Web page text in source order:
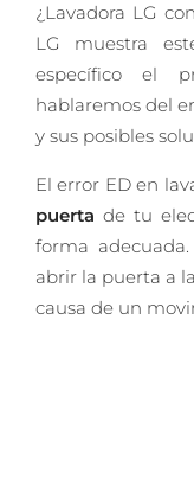
¿Lavadora LG
LG muestra
específico el
hablaremos del
y sus posibles
El error ED en
puerta de tu
forma
abrir la puerta a
causa de un